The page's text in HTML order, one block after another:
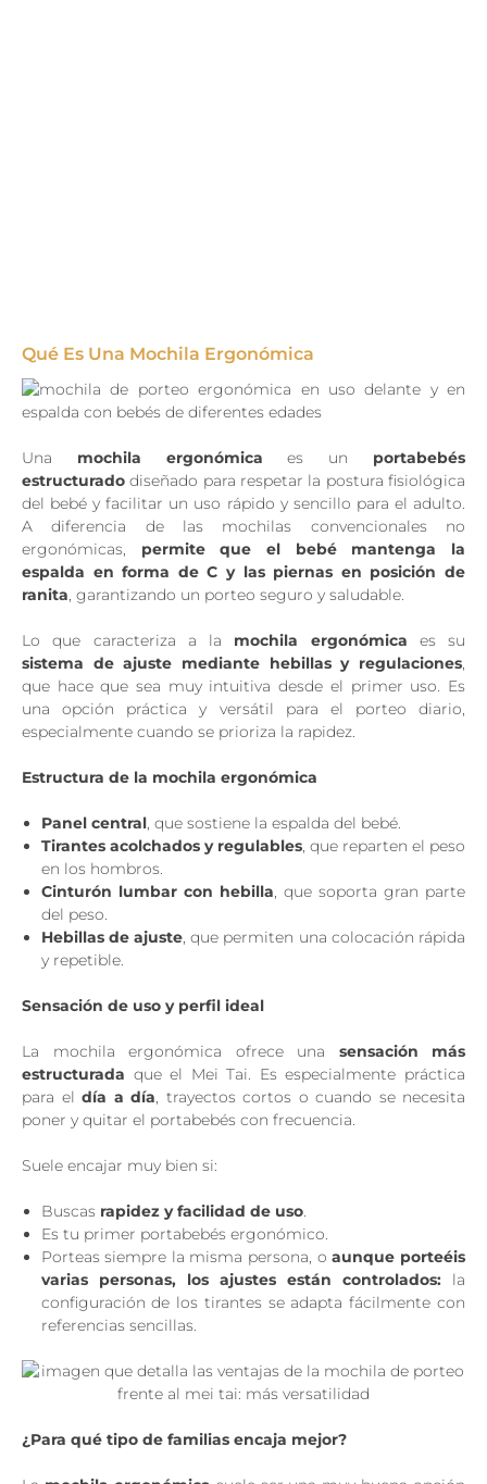
Qué Es Una Mochila Ergonómica
Una mochila ergonómica es un portabebés
estructurado diseñado para respetar la postura fisiológica
del bebé y facilitar un uso rápido y sencillo para el adulto.
A diferencia de las mochilas convencionales no
ergonómicas, permite que el bebé mantenga la
espalda en forma de C y las piernas en posición de
ranita, garantizando un porteo seguro y saludable.
Lo que caracteriza a la mochila ergonómica es su
sistema de ajuste mediante hebillas y regulaciones,
que hace que sea muy intuitiva desde el primer uso. Es
una opción práctica y versátil para el porteo diario,
especialmente cuando se prioriza la rapidez.
Estructura de la mochila ergonómica
Panel central, que sostiene la espalda del bebé.
Tirantes acolchados y regulables, que reparten el peso
en los hombros.
Cinturón lumbar con hebilla, que soporta gran parte
del peso.
Hebillas de ajuste, que permiten una colocación rápida
y repetible.
Sensación de uso y perfil ideal
La mochila ergonómica ofrece una sensación más
estructurada que el Mei Tai. Es especialmente práctica
para el día a día, trayectos cortos o cuando se necesita
poner y quitar el portabebés con frecuencia.
Suele encajar muy bien si:
Buscas rapidez y facilidad de uso.
Es tu primer portabebés ergonómico.
Porteas siempre la misma persona, o aunque porteéis
varias personas, los ajustes están controlados:la
configuración de los tirantes se adapta fácilmente con
referencias sencillas.
¿Para qué tipo de familias encaja mejor?